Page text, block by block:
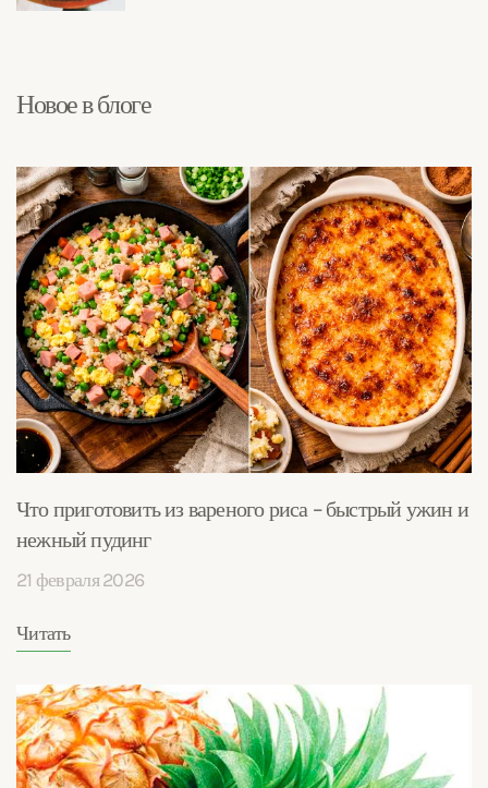
Новое в блоге
Что приготовить из вареного риса – быстрый ужин и
нежный пудинг
21 февраля 2026
Читать